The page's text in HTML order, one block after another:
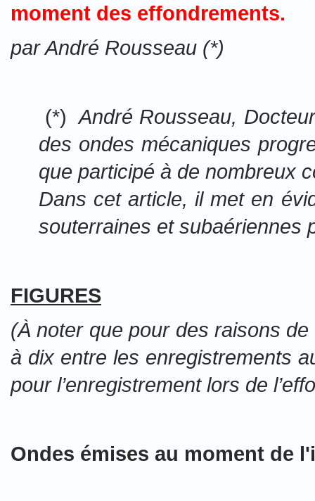
moment des effondrements.
par André Rousseau (*)
(*) André Rousseau,
des ondes mécaniques
que participé à de nombreux
Dans cet article, il met en
souterraines et subaériennes
FIGURES
(À noter que pour des raisons
à dix entre les enregistrements
pour l’enregistrement lors de
Ondes émises au moment de